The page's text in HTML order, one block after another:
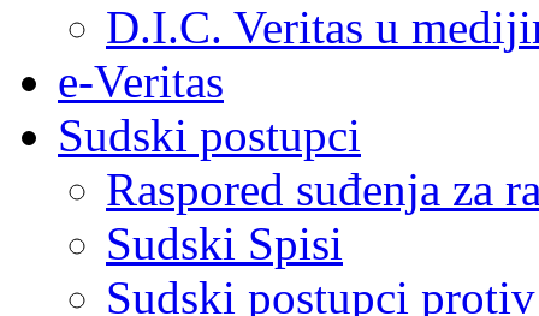
D.I.C. Veritas u
e-Veritas
Sudski postupci
Raspored suđenja za
Sudski Spisi
Sudski postupci